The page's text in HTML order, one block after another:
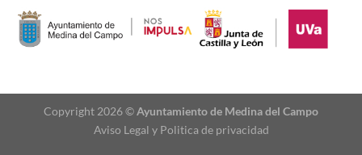
Copyright 2026 ©Ayuntamiento de Medina del Campo
Aviso Legal y Politica de privacidad